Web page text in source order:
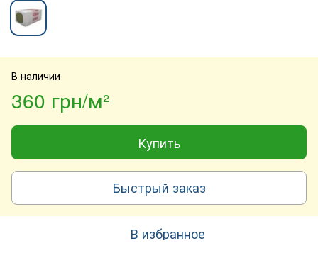
В наличии
360 грн/м²
Купить
Быстрый заказ
В избранное